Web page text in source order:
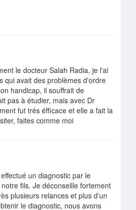
le docteur Salah Radia, je l'ai
qui avait des problèmes d'ordre
handicap, il souffrait de
pas à étudier, mais avec Dr
fut trés éfficace et elle a fait la
faites comme moi
un diagnostic par le
fils. Je déconseille fortement
plusieurs relances et plus d'un
le diagnostic, nous avons